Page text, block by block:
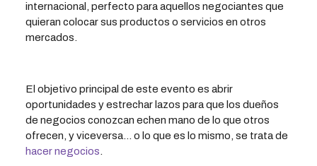
internacional, perfecto para aquellos negociantes que
quieran colocar sus productos o servicios en otros
mercados.
El objetivo principal de este evento es abrir
oportunidades y estrechar lazos para que los dueños
de negocios conozcan echen mano de lo que otros
ofrecen, y viceversa… o lo que es lo mismo, se trata de
hacer negocios